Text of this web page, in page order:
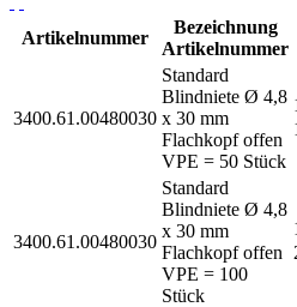
Artikelnummer
Bezeichnung
Artikelnummer
3400.61.00480030
Standard
Blindniete Ø 4,8
x 30 mm
Flachkopf offen
VPE = 50 Stück
3400.61.00480030
Standard
Blindniete Ø 4,8
x 30 mm
Flachkopf offen
VPE = 100
Stück